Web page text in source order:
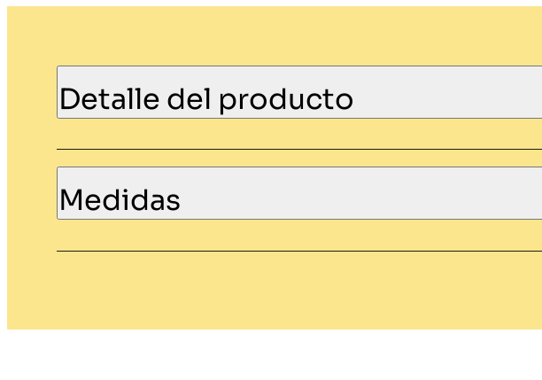
Detalle del producto
Medidas